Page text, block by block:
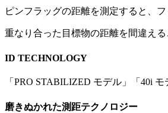
ピンフラッグの距離を測定すると、
重なり合った目標物の距離を間違え
ID TECHNOLOGY
「PRO STABILIZED モデル」「40i
磨きぬかれた測距テクノロジー